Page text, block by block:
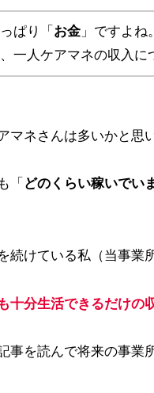
ぱり「 お金 」ですよね。
一人ケアマネの収入に
ネさんは多いかと思
「 どのくらい稼いでい
けている私（当事業
十分生活できるだけの
事を読んで将来の事業